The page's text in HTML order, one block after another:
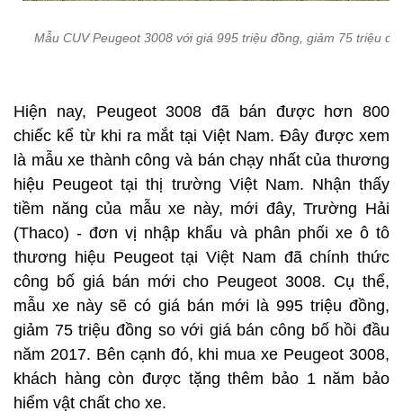
Mẫu CUV Peugeot 3008 với giá 995 triệu đồng, giảm 75 triệu
Hiện nay, Peugeot 3008 đã bán được hơn 800
chiếc kể từ khi ra mắt tại Việt Nam. Đây được xem
là mẫu xe thành công và bán chạy nhất của thương
hiệu Peugeot tại thị trường Việt Nam. Nhận thấy
tiềm năng của mẫu xe này, mới đây, Trường Hải
(Thaco) - đơn vị nhập khẩu và phân phối xe ô tô
thương hiệu Peugeot tại Việt Nam đã chính thức
công bố giá bán mới cho Peugeot 3008. Cụ thể,
mẫu xe này sẽ có giá bán mới là 995 triệu đồng,
giảm 75 triệu đồng so với giá bán công bố hồi đầu
năm 2017. Bên cạnh đó, khi mua xe Peugeot 3008,
khách hàng còn được tặng thêm bảo 1 năm bảo
hiểm vật chất cho xe.